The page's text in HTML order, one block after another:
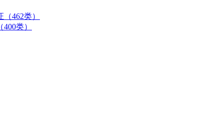
462类）
类）